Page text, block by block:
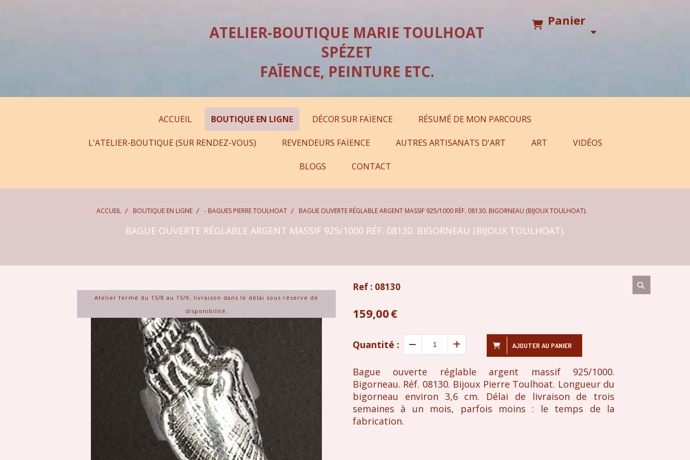
ATELIER-BOUTIQUE MARIE TOULHOAT
SPÉZET
FAÏENCE, PEINTURE ETC.
Panier
ACCUEIL BOUTIQUE EN LIGNE DÉCOR SUR FAÏENCE RÉSUMÉ DE MON PARCOURS
L'ATELIER-BOUTIQUE (SUR RENDEZ-VOUS) REVENDEURS FAÏENCE AUTRES ARTISANATS D'ART ART VIDÉOS
BLOGS CONTACT
ACCUEIL BOUTIQUE EN LIGNE - BAGUES PIERRE TOULHOAT BAGUE OUVERTE RÉGLABLE ARGENT MASSIF 925/1000 RÉF. 08130. BIGORNEAU (BIJOUX TOULHOAT).
BAGUE OUVERTE RÉGLABLE ARGENT MASSIF 925/1000 RÉF. 08130. BIGORNEAU (BIJOUX TOULHOAT).
Atelier fermé du 15/8 au 15/9, livraison dans le délai sous réserve de
disponibilité.
Ref : 08130
159,00€
Quantité : AJOUTER AU PANIER
Bague ouverte réglable argent massif 925/1000.
Bigorneau. Réf. 08130. Bijoux Pierre Toulhoat. Longueur du
bigorneau environ 3,6 cm. Délai de livraison de trois
semaines à un mois, parfois moins : le temps de la
fabrication.